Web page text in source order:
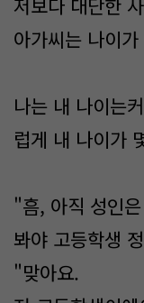
저보다 대단한
아가씨는 나이
나는 내 나이는
럽게 내 나이가
"흠, 아직 성인
봐야 고등학생
"맞아요.